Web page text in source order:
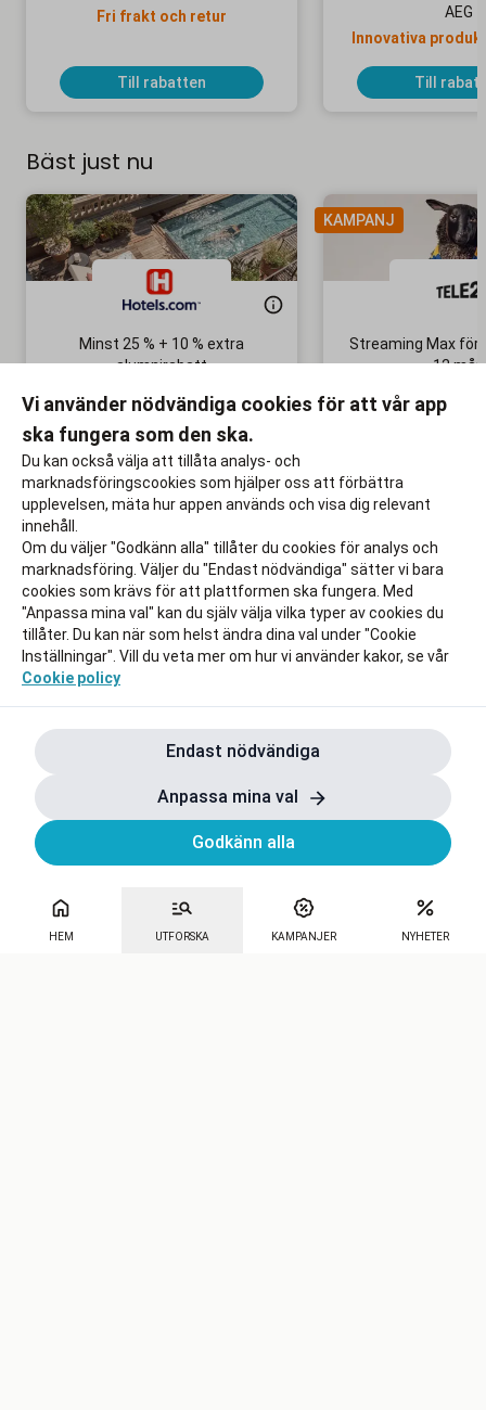
HEM UTFORSKA KAMPANJER NYHETER
Fri frakt och retur
Till rabatten
AEG
Innovativa
Till
Bäst just nu
Minst 25 % + 10 % extra
alumnirabatt
Till rabatten
KAMPANJ
Streaming Max för
12 mån
Ingen
Vi använder nödvändiga cookies för att vår app
ska fungera som den ska.
Du kan också välja att tillåta analys- och
marknadsföringscookies som hjälper oss att förbättra
upplevelsen, mäta hur appen används och visa dig relevant
innehåll.
Om du väljer "Godkänn alla" tillåter du cookies för analys och
marknadsföring. Väljer du "Endast nödvändiga" sätter vi bara
cookies som krävs för att plattformen ska fungera. Med
"Anpassa mina val" kan du själv välja vilka typer av cookies du
tillåter. Du kan när som helst ändra dina val under "Cookie
Inställningar". Vill du veta mer om hur vi använder kakor, se vår
Cookie policy
Endast nödvändiga
Anpassa mina val
Godkänn alla